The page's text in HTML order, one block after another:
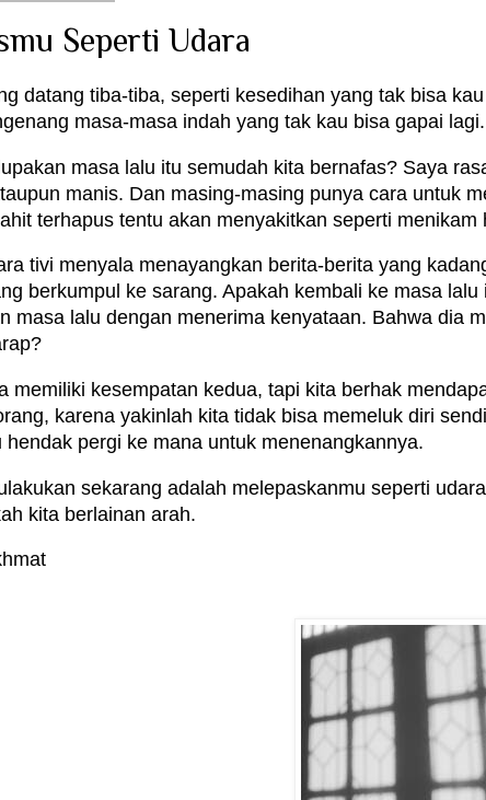
Seperti Udara
datang tiba-tiba, seperti kesedihan yang tak bisa
masa-masa indah yang tak kau bisa gapai lagi.
masa lalu itu semudah kita bernafas? Saya
manis. Dan masing-masing punya cara untuk
terhapus tentu akan menyakitkan seperti
tivi menyala menayangkan berita-berita yang
berkumpul ke sarang. Apakah kembali ke masa
masa lalu dengan menerima kenyataan. Bahwa dia
memiliki kesempatan kedua, tapi kita berhak
karena yakinlah kita tidak bisa memeluk diri
hendak pergi ke mana untuk menenangkannya.
sekarang adalah melepaskanmu seperti
kita berlainan arah.